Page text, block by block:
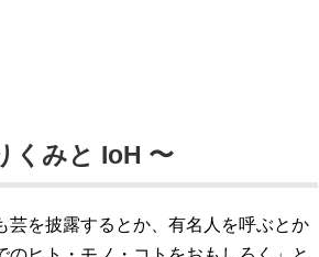
くみと IoH 〜
芸を披露するとか、有名人を呼ぶとか